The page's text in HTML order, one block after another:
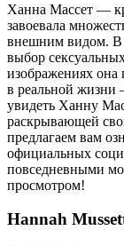
Ханна Массет —
завоевала
внешним видом. В
выбор
изображениях она
в реальной
увидеть Ханну
раскрывающей
предлагаем вам
официальных
повседневными
просмотром!
Hannah